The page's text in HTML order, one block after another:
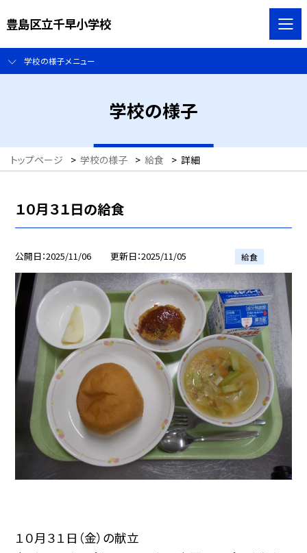
豊島区立千早小学校
学校の様子メニュー
学校の様子
トップページ > 学校の様子 > 給食 > 詳細
１０月３１日の給食
公開日 2025/11/06 更新日 2025/11/05 給食
１０月３１日（金）の献立